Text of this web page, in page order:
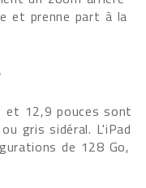
et prenne part à la
et 12,9 pouces sont
gris sidéral. L'iPad
de 128 Go,